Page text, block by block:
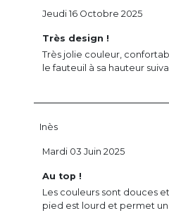
Très design !
Très jolie couleur,
le fauteuil à sa hauteur
Jeudi 16 Octobre 2025
Inès
Au top !
Les couleurs sont douces
pied est lourd et permet
Mardi 03 Juin 2025